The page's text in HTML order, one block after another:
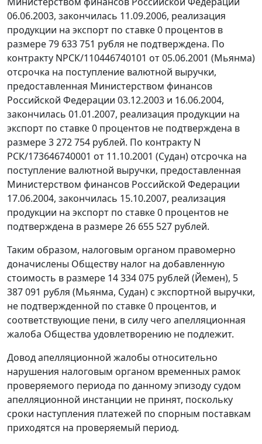
06.06.2003, закончилась 11.09.2006, реализация
продукции на экспорт по ставке 0 процентов в
размере 79 633 751 рубля не подтверждена. По
контракту NРСК/110446740101 от 05.06.2001 (Мьянма)
отсрочка на поступление валютной выручки,
предоставленная Министерством финансов
Российской Федерации 03.12.2003 и 16.06.2004,
закончилась 01.01.2007, реализация продукции на
экспорт по ставке 0 процентов не подтверждена в
размере 3 272 754 рублей. По контракту N
РСК/173646740001 от 11.10.2001 (Судан) отсрочка на
поступление валютной выручки, предоставленная
Министерством финансов Российской Федерации
17.06.2004, закончилась 15.10.2007, реализация
продукции на экспорт по ставке 0 процентов не
подтверждена в размере 26 655 527 рублей.
Таким образом, налоговым органом правомерно
доначислены Обществу налог на добавленную
стоимость в размере 14 334 075 рублей (Йемен), 5
387 091 рубля (Мьянма, Судан) с экспортной выручки,
не подтвержденной по ставке 0 процентов, и
соответствующие пени, в силу чего апелляционная
жалоба Общества удовлетворению не подлежит.
Довод апелляционной жалобы относительно
нарушения налоговым органом временных рамок
проверяемого периода по данному эпизоду судом
апелляционной инстанции не принят, поскольку
сроки наступления платежей по спорным поставкам
приходятся на проверяемый период.